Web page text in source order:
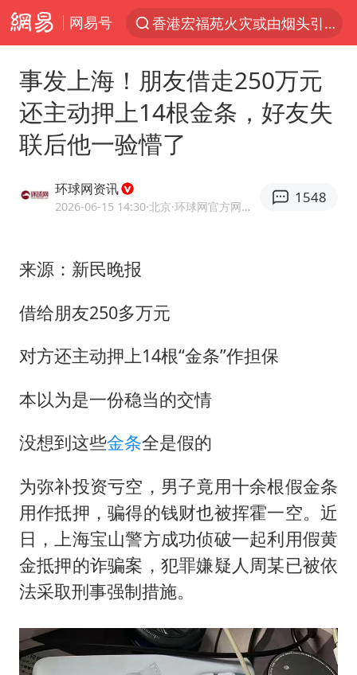
网易号
“China Cool”火了，老外爱上中国避暑游
张本智和：零封向鹏不意外
用AI造出新病毒意味着什么
台风白海豚登陆点缩圈
多所幼师院校开设养老专业
台州《告全体市民书》：非必要不外出
习近平心系体育强国建设
事发上海！朋友借走250万元
还主动押上14根金条，好友失
联后他一验懵了
环球网资讯
2026-06-15 14:30·北京 ·环球网官方网易号
1548
来源：新民晚报
借给朋友250多万元
对方还主动押上14根“金条”作担保
本以为是一份稳当的交情
没想到这些金条全是假的
为弥补投资亏空，男子竟用十余根假金条
用作抵押，骗得的钱财也被挥霍一空。近
日，上海宝山警方成功侦破一起利用假黄
金抵押的诈骗案，犯罪嫌疑人周某已被依
法采取刑事强制措施。